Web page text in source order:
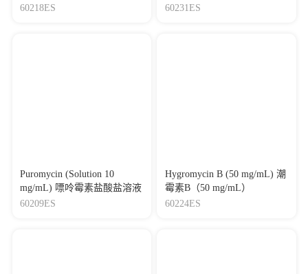
瘟素）
60218ES
60231ES
Puromycin (Solution 10
mg/mL) 嘌呤霉素盐酸盐溶液
60209ES
Hygromycin B (50 mg/mL) 潮
霉素B（50 mg/mL）
60224ES